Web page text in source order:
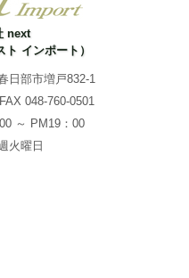
next
インポート）
日部市増戸832-1
048-760-0501
～ PM19：00
火曜日